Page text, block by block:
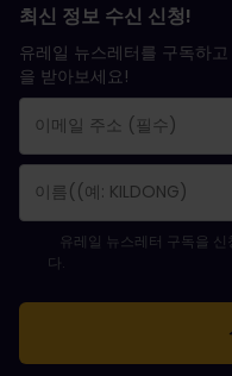
최신 정보 수신 신청!
유레일 뉴스레터를 구독하
을 받아보세요!
이메일 주소는 필수 항목입니
유효하지 않은 이메일 주소입
뉴스레터를 구독하는 중 오
귀하는 이미 이 뉴스레터를 구
뉴스레터 구독을 위해서는
유레일 뉴스레터 구독을
다.